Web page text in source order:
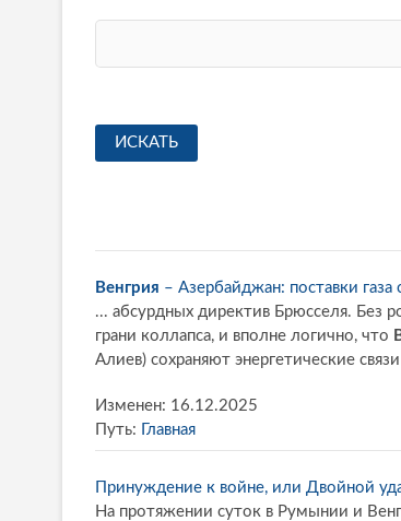
Венгрия – Азербайджан: поставки газа
... абсурдных директив Брюсселя. Без
грани коллапса, и вполне логично, что
Алиев) сохраняют энергетические
Изменен: 16.12.2025
Путь: Главная
Принуждение к войне, или Двойной
На протяжении суток в Румынии и